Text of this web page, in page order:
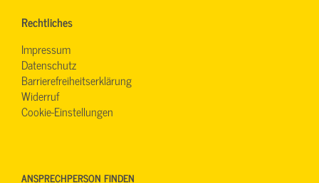
Rechtliches
Impressum
Datenschutz
Barrierefreiheitserklärung
Widerruf
Cookie-Einstellungen
ANSPRECHPERSON FINDEN